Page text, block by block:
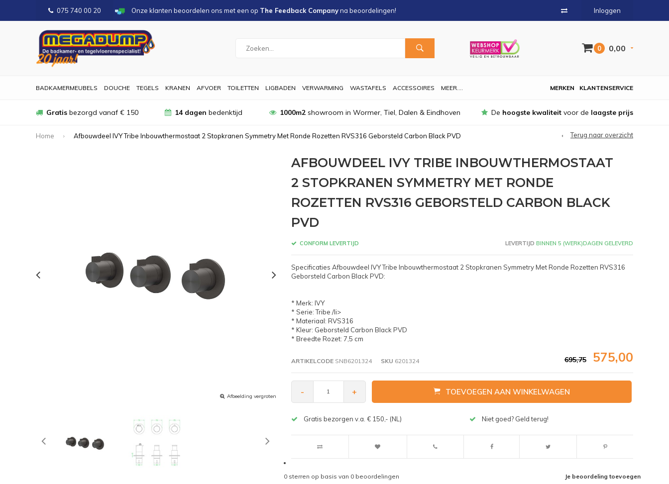
075 740 00 20 Onze klanten beoordelen ons met een op The Feedback Companyna beoordelingen! Inloggen
0 0,00
BADKAMERMEUBELS DOUCHE TEGELS KRANEN AFVOER TOILETTEN LIGBADEN VERWARMING WASTAFELS ACCESSOIRES MEER.... KLANTENSERVICE
MERKEN
Gratis bezorgd vanaf € 150 14 dagen bedenktijd 1000m2showroom in Wormer, Tiel, Dalen & Eindhoven De hoogste kwaliteit voor de laagste prijs
Home Afbouwdeel IVY Tribe Inbouwthermostaat 2 Stopkranen Symmetry Met Ronde Rozetten RVS316 Geborsteld Carbon Black PVD Terug naar overzicht
Afbeelding vergroten Afbeelding vergroten
AFBOUWDEEL IVY TRIBE INBOUWTHERMOSTAAT
2 STOPKRANEN SYMMETRY MET RONDE
ROZETTEN RVS316 GEBORSTELD CARBON BLACK
PVD
CONFORM LEVERTIJD LEVERTIJD BINNEN 5 (WERK)DAGEN GELEVERD
Specificaties Afbouwdeel IVY Tribe Inbouwthermostaat 2 Stopkranen Symmetry Met Ronde Rozetten RVS316
Geborsteld Carbon Black PVD:
* Merk: IVY
* Serie: Tribe /li>
* Materiaal: RVS316
* Kleur: Geborsteld Carbon Black PVD
* Breedte Rozet: 7,5 cm
ARTIKELCODESNB6201324 SKU 6201324 695,75 575,00
- + TOEVOEGEN AAN WINKELWAGEN
Gratis bezorgen v.a. € 150,- (NL) Niet goed? Geld terug!
Je beoordeling toevoegen
0sterren op basis van 0beoordelingen